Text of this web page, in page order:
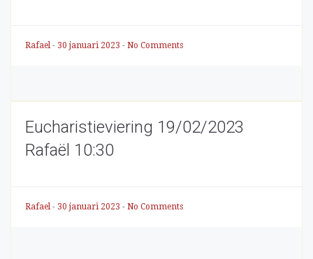
Rafael - 30 januari 2023 - No Comments
Eucharistieviering 19/02/2023
Rafaël 10:30
Rafael - 30 januari 2023 - No Comments